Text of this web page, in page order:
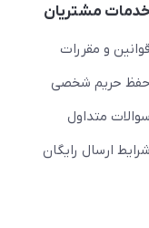
مشتریان
قوانین و مقررات
حفظ حریم شخصی
سوالات متداول
شرایط ارسال رایگان